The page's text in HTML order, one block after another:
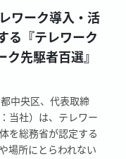
ワーク導入・活
る『テレワーク
先駆者百選』
中央区、代表取締
社）は、テレワー
を総務省が認定する
場所にとらわれない